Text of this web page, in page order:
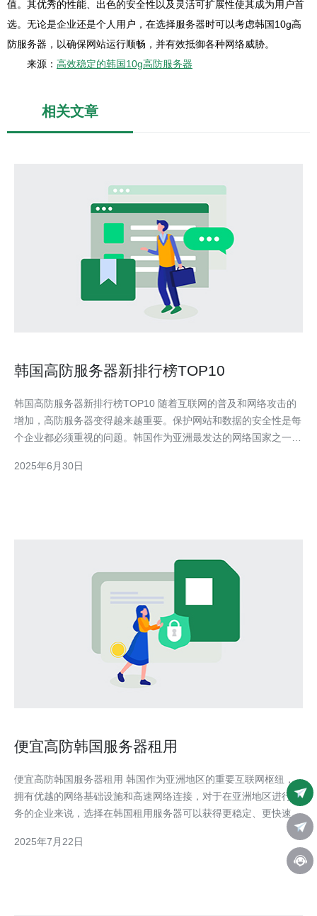
值。其优秀的性能、出色的安全性以及灵活可扩展性使其成为用户首
选。无论是企业还是个人用户，在选择服务器时可以考虑韩国10g高
防服务器，以确保网站运行顺畅，并有效抵御各种网络威胁。
来源： 高效稳定的韩国10g高防服务器
相关文章
韩国高防服务器新排行榜TOP10
韩国高防服务器新排行榜TOP10 随着互联网的普及和网络攻击的
增加，高防服务器变得越来越重要。保护网站和数据的安全性是每
个企业都必须重视的问题。韩国作为亚洲最发达的网络国家之一，
排行榜TOP10。 以下是韩国高防服务器新排行榜TOP10： 公司A
2025年6月30日
便宜高防韩国服务器租用
便宜高防韩国服务器租用 韩国作为亚洲地区的重要互联网枢纽，
拥有优越的网络基础设施和高速网络连接，对于在亚洲地区进行业
务的企业来说，选择在韩国租用服务器可以获得更稳定、更快速的
网络体验。韩国服务器也拥有较高的安全性和稳定性，为用户提供
2025年7月22日